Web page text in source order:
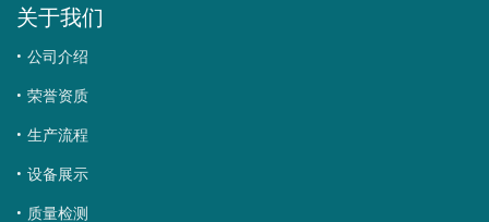
关于我们
公司介绍
荣誉资质
生产流程
设备展示
质量检测